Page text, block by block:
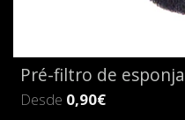
Pré-filtro de esponja
Desde 0,90€